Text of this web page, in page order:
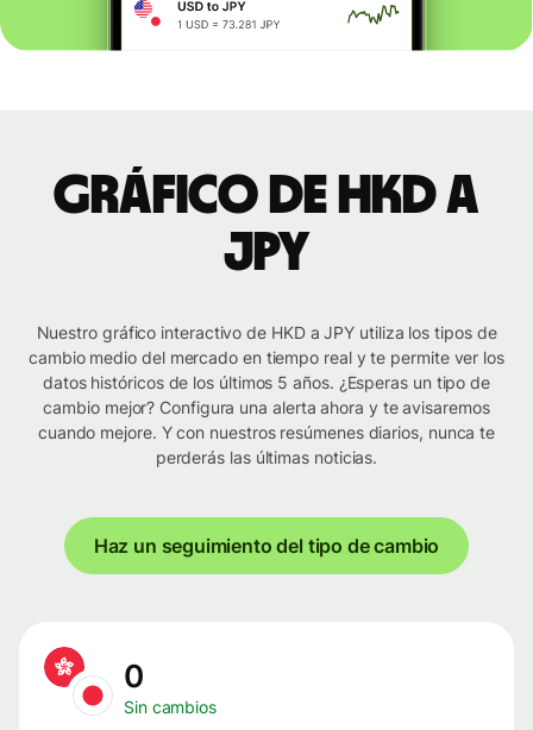
Gráfico de HKD a
JPY
Nuestro gráfico interactivo de HKD a JPY utiliza los tipos de
cambio medio del mercado en tiempo real y te permite ver los
datos históricos de los últimos 5 años. ¿Esperas un tipo de
cambio mejor? Configura una alerta ahora y te avisaremos
cuando mejore. Y con nuestros resúmenes diarios, nunca te
perderás las últimas noticias.
Haz un seguimiento del tipo de cambio
0
Sin cambios